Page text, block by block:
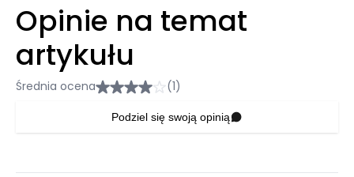
Opinie na temat
artykułu
Średnia ocena (1)
Podziel się swoją opinią